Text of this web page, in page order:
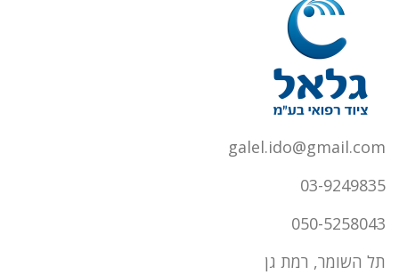
galel.ido@gmail.com
03-9249835
050-5258043
תל השומר, רמת גן